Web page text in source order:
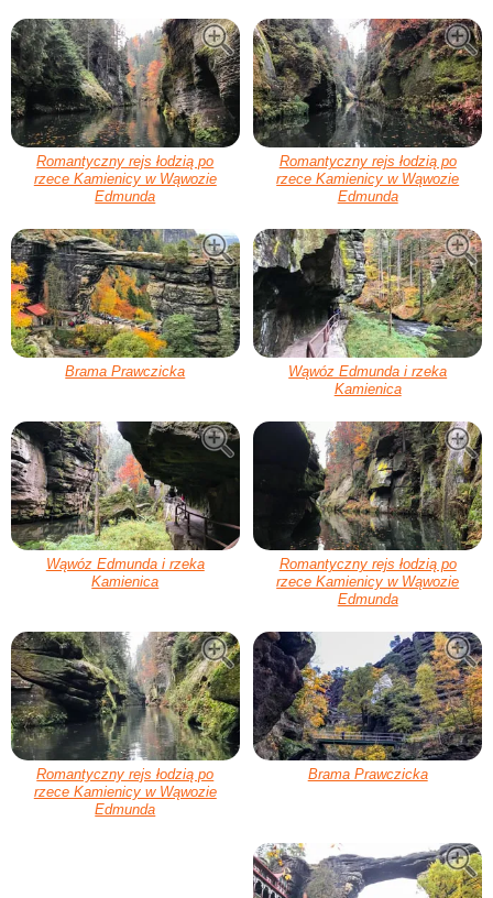
Romantyczny rejs łodzią po
rzece Kamienicy w Wąwozie
Edmunda
Romantyczny rejs łodzią po
rzece Kamienicy w Wąwozie
Edmunda
Brama Prawczicka
Wąwóz Edmunda i rzeka
Kamienica
Wąwóz Edmunda i rzeka
Kamienica
Romantyczny rejs łodzią po
rzece Kamienicy w Wąwozie
Edmunda
Romantyczny rejs łodzią po
rzece Kamienicy w Wąwozie
Edmunda
Brama Prawczicka